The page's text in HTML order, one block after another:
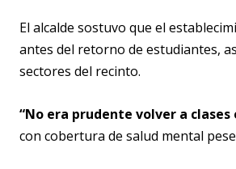
El alcalde sostuvo que el
antes del retorno de estudiantes,
sectores del recinto.
“No era prudente volver a
con cobertura de salud mental